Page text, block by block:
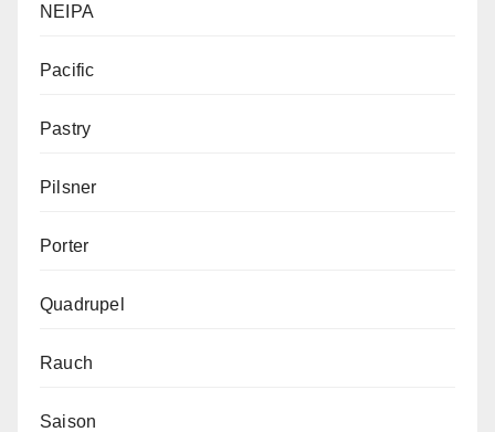
NEIPA
Pacific
Pastry
Pilsner
Porter
Quadrupel
Rauch
Saison